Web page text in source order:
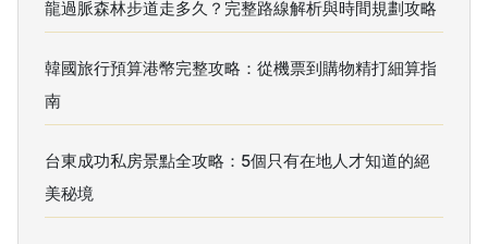
龍過脈森林步道走多久？完整路線解析與時間規劃攻略
韓國旅行預算港幣完整攻略：從機票到購物精打細算指
南
台東成功私房景點全攻略：5個只有在地人才知道的絕
美秘境